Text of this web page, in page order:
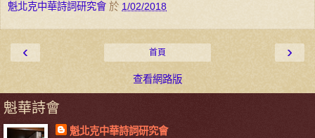
魁北克中華詩詞研究會 於 1/02/2018
‹ ›
首頁
查看網路版
魁華詩會
魁北克中華詩詞研究會